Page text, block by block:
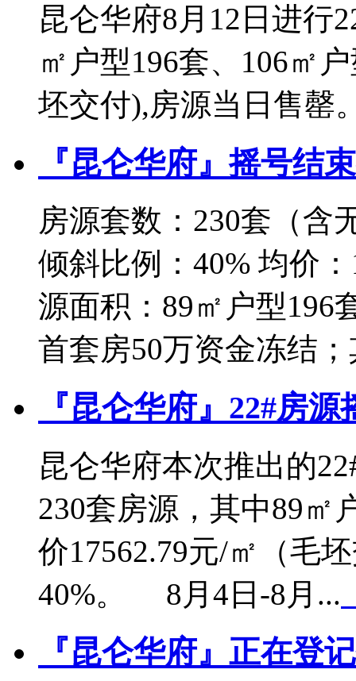
昆仑华府8月12日进行
㎡户型196套、106㎡
坯交付),房源当日售罄
『昆仑华府』摇号结
房源套数：230套（含
倾斜比例：40% 均价
源面积：89㎡户型196
首套房50万资金冻结
『昆仑华府』22#房
昆仑华府本次推出的
230套房源，其中89㎡
价17562.79元/㎡（毛
40%。 8月4日-8月...
『昆仑华府』正在登